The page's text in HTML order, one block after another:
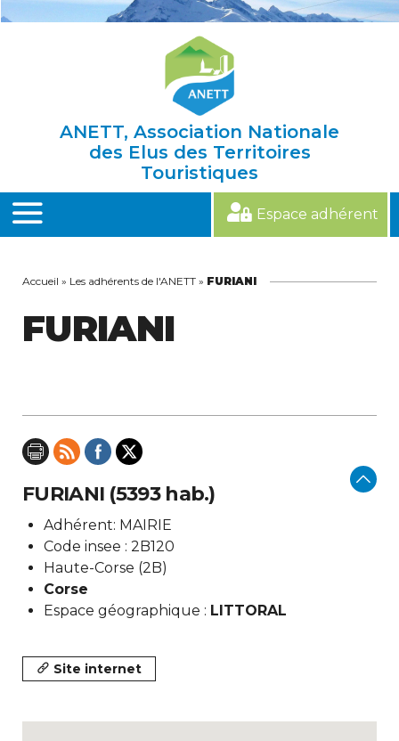
ANETT, Association Nationale
des Elus des Territoires
Touristiques
MENU
Espace adhérent
Accueil » Les adhérents de l'ANETT » FURIANI
FURIANI
FURIANI (5393 hab.)
Adhérent: MAIRIE
Code insee : 2B120
Haute-Corse (2B)
Corse
Espace géographique : LITTORAL
Site internet